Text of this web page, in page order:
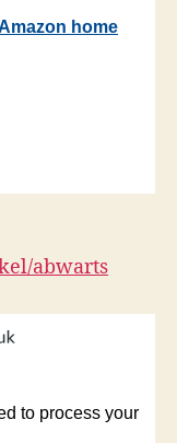
abwarts